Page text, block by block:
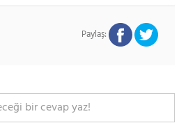
Paylaş: